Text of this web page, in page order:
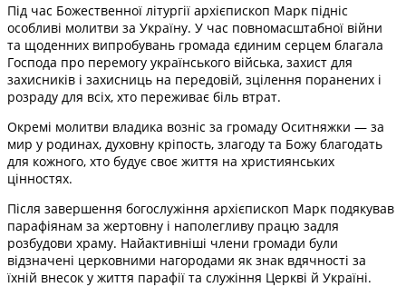
Під час Божественної літургії архієпископ Марк підніс
особливі молитви за Україну. У час повномасштабної війни
та щоденних випробувань громада єдиним серцем благала
Господа про перемогу українського війська, захист для
захисників і захисниць на передовій, зцілення поранених і
розраду для всіх, хто переживає біль втрат.
Окремі молитви владика возніс за громаду Оситняжки — за
мир у родинах, духовну кріпость, злагоду та Божу благодать
для кожного, хто будує своє життя на християнських
цінностях.
Після завершення богослужіння архієпископ Марк подякував
парафіянам за жертовну і наполегливу працю задля
розбудови храму. Найактивніші члени громади були
відзначені церковними нагородами як знак вдячності за
їхній внесок у життя парафії та служіння Церкві й Україні.